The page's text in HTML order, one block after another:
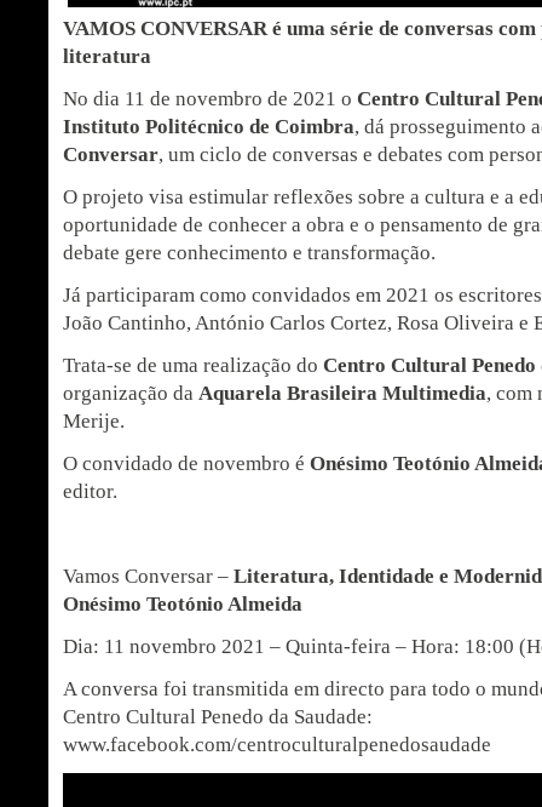
VAMOS CONVERSAR é uma série de conversas
literatura
No dia 11 de novembro de 2021 o Centro Cultural
Instituto Politécnico de Coimbra, dá prosseguimento
Conversar, um ciclo de conversas e debates com
O projeto visa estimular reflexões sobre a cultura e a
oportunidade de conhecer a obra e o pensamento de
debate gere conhecimento e transformação.
Já participaram como convidados em 2021 os
João Cantinho, António Carlos Cortez, Rosa Oliveira e
Trata-se de uma realização do Centro Cultural Penedo
organização da Aquarela Brasileira Multimedia, com
Merije.
O convidado de novembro é Onésimo Teotónio
editor.
Vamos Conversar – Literatura, Identidade e
Onésimo Teotónio Almeida
Dia: 11 novembro 2021 – Quinta-feira – Hora: 18:00
A conversa foi transmitida em directo para todo o
Centro Cultural Penedo da Saudade:
www.facebook.com/centroculturalpenedosaudade